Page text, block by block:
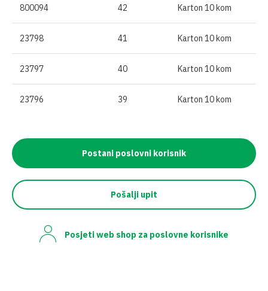
800094 42 Karton 10 kom
23798 41 Karton 10 kom
23797 40 Karton 10 kom
23796 39 Karton 10 kom
Postani poslovni korisnik
Pošalji upit
Posjeti web shop za poslovne korisnike